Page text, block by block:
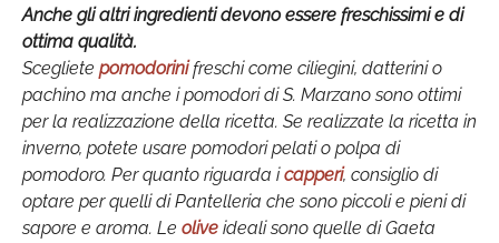
Anche gli altri ingredienti devono essere freschissimi e di
ottima qualità.
Scegliete pomodorinifreschi come ciliegini, datterini o
pachino ma anche i pomodori di S. Marzano sono ottimi
per la realizzazione della ricetta. Se realizzate la ricetta in
inverno, potete usare pomodori pelati o polpa di
pomodoro. Per quanto riguarda icapperi, consiglio di
optare per quelli di Pantelleria che sono piccoli e pieni di
sapore e aroma. Le olive ideali sono quelle di Gaeta